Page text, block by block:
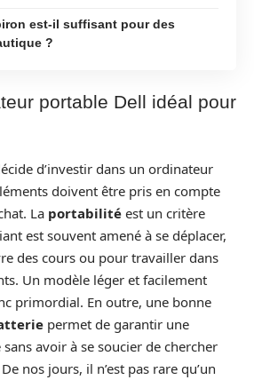
est-il suffisant pour des
?
portable Dell idéal pour
d’investir dans un ordinateur
doivent être pris en compte
La portabilité est un critère
est souvent amené à se déplacer,
des cours ou pour travailler dans
Un modèle léger et facilement
primordial. En outre, une bonne
permet de garantir une
avoir à se soucier de chercher
nos jours, il n’est pas rare qu’un